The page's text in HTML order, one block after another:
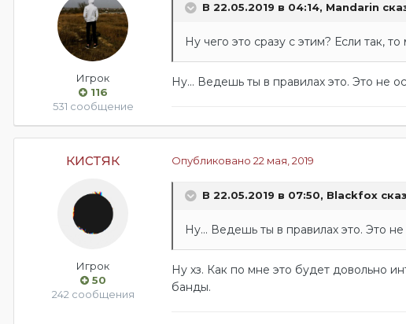
Игрок
116
531 сообщение
В 22.05.2019 в 04:14, Mandarin
Ну чего это сразу с этим? Если так,
Ну... Ведешь ты в правилах это. Это не
кистяк
Игрок
50
242 сообщения
Опубликовано 22 мая, 2019
В 22.05.2019 в 07:50, Blackfox
Ну... Ведешь ты в правилах это. Это
Ну хз. Как по мне это будет довольно
банды.